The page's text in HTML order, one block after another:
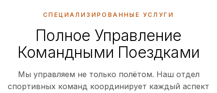
СПЕЦИАЛИЗИРОВАННЫЕ УСЛУГИ
Полное Управление
Командными Поездками
Мы управляем не только полётом. Наш отдел
спортивных команд координирует каждый аспект